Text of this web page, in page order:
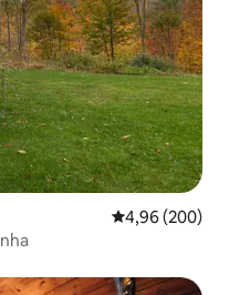
4,96 de uma
4,96 (200)